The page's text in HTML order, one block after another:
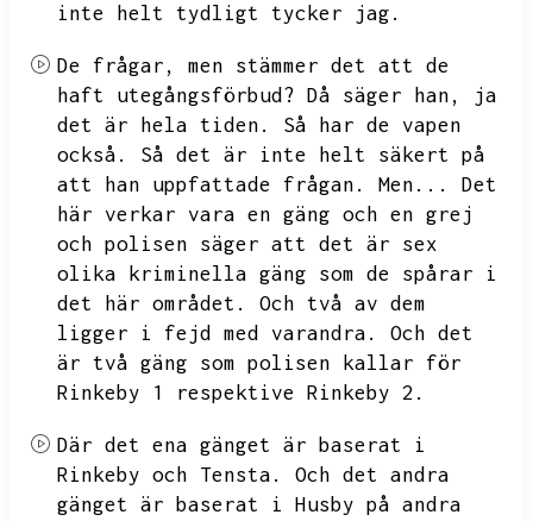
inte helt tydligt tycker jag.
De frågar,
men stämmer det att de
haft utegångsförbud? Då säger han,
ja
det är hela tiden.
Så har de vapen
också.
Så det är inte helt säkert på
att han uppfattade frågan.
Men...
Det
här verkar vara en gäng och en grej
och polisen säger att det är sex
olika kriminella gäng som de spårar i
det här området.
Och två av dem
ligger i fejd med varandra.
Och det
är två gäng som polisen kallar för
Rinkeby 1 respektive Rinkeby 2.
Där det ena gänget är baserat i
Rinkeby och Tensta.
Och det andra
gänget är baserat i Husby på andra